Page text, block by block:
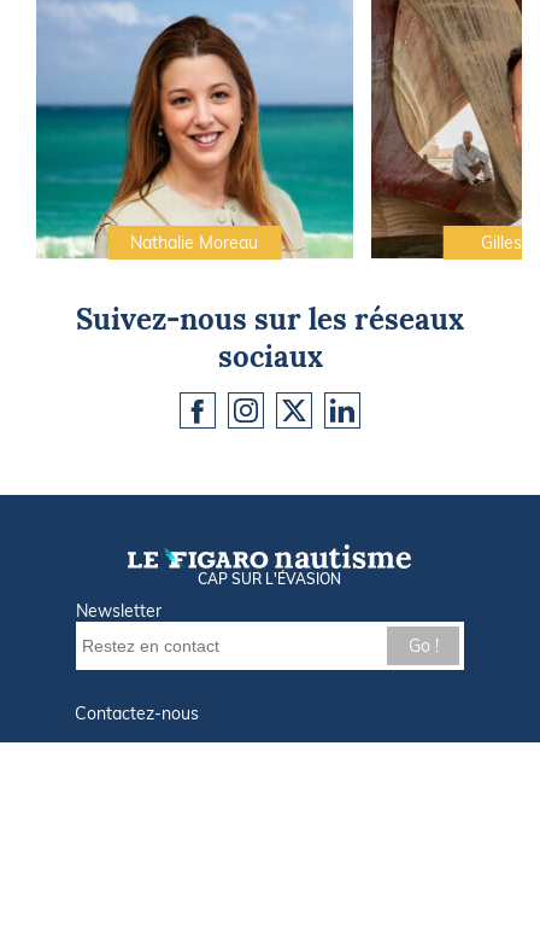
Nathalie Moreau Gilles
Suivez-nous sur les réseaux
sociaux
CAP SUR L'ÉVASION
Newsletter
Go !
Contactez-nous